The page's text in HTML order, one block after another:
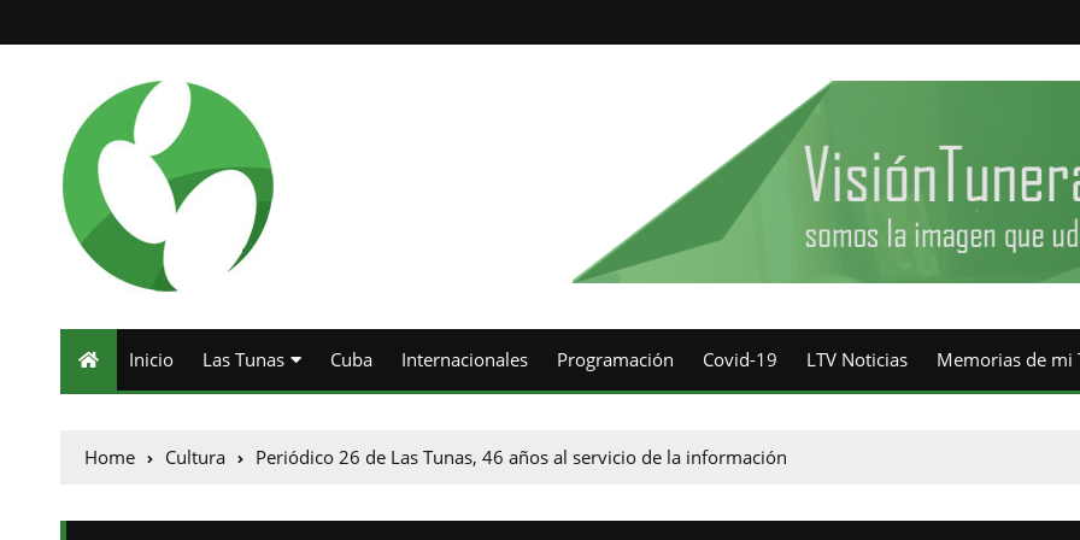
Inicio Las Tunas Cuba Internacionales Programación Covid-19 LTV Noticias Memorias de mi
Home Cultura Periódico 26 de Las Tunas, 46 años al servicio de la información